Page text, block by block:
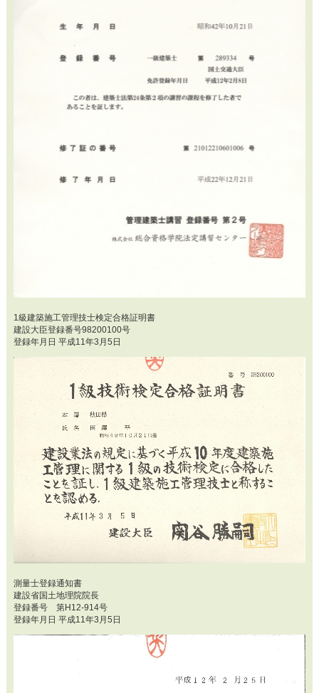
1級建築施工管理技士検定合格証明書
建設大臣登録番号98200100号
登録年月日 平成11年3月5日
測量士登録通知書
建設省国土地理院院長
登録番号 第H12-914号
登録年月日 平成11年3月5日